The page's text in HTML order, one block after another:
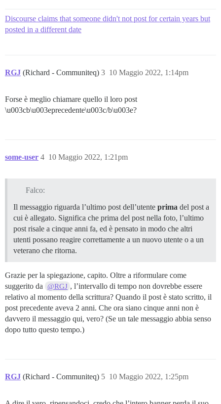
Discourse claims that someone didn't not post for certain years but
posted in a different date
RGJ (Richard - Communiteq) 10 Maggio 2022, 1:14pm
3
Forse è meglio chiamare quello il loro post
\u003cb\u003eprecedente\u003c/b\u003e?
some-user 10 Maggio 2022, 1:21pm
4
Falco:
Il messaggio riguarda l’ultimo post dell’utente prima del post a
cui è allegato. Significa che prima del post nella foto, l’ultimo
post risale a cinque anni fa, ed è pensato in modo che altri
utenti possano reagire correttamente a un nuovo utente o a un
veterano che ritorna.
Grazie per la spiegazione, capito. Oltre a riformulare come
suggerito da
@RGJ , l’intervallo di tempo non dovrebbe essere
relativo al momento della scrittura? Quando il post è stato scritto, il
post precedente aveva 2 anni. Che ora siano cinque anni non è
davvero il messaggio qui, vero? (Se un tale messaggio abbia senso
dopo tutto questo tempo.)
RGJ (Richard - Communiteq) 10 Maggio 2022, 1:25pm
5